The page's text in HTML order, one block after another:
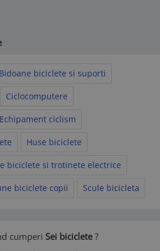
Bidoane biciclete si suporti
Ciclocomputere
Echipament ciclism
Huse biciclete
biciclete si trotinete electrice
biciclete copii Scule bicicleta
cumperi Sei biciclete?